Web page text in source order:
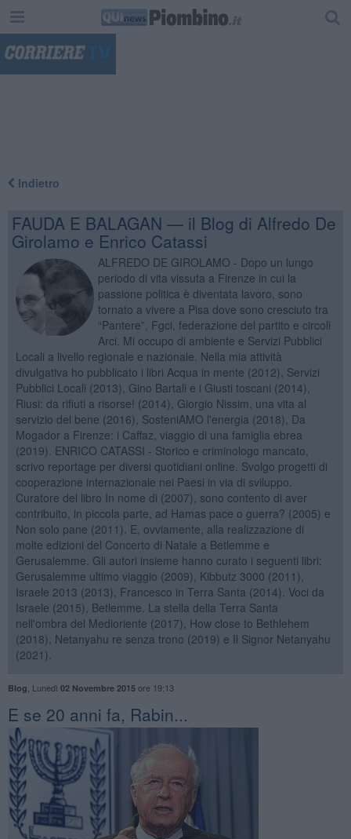
Indietro
FAUDA E BALAGAN — il Blog di Alfredo De
Girolamo e Enrico Catassi
ALFREDO DE GIROLAMO - Dopo un lungo
periodo di vita vissuta a Firenze in cui la
passione politica è diventata lavoro, sono
tornato a vivere a Pisa dove sono cresciuto tra
“Pantere”, Fgci, federazione del partito e circoli
Arci. Mi occupo di ambiente e Servizi Pubblici
Locali a livello regionale e nazionale. Nella mia attività
divulgativa ho pubblicato i libri Acqua in mente (2012), Servizi
Pubblici Locali (2013), Gino Bartali e i Giusti toscani (2014),
Riusi: da rifiuti a risorse! (2014), Giorgio Nissim, una vita al
servizio del bene (2016), SosteniAMO l'energia (2018), Da
Mogador a Firenze: i Caffaz, viaggio di una famiglia ebrea
(2019). ENRICO CATASSI - Storico e criminologo mancato,
scrivo reportage per diversi quotidiani online. Svolgo progetti di
cooperazione internazionale nei Paesi in via di sviluppo.
Curatore del libro In nome di (2007), sono contento di aver
contribuito, in piccola parte, ad Hamas pace o guerra? (2005) e
Non solo pane (2011). E, ovviamente, alla realizzazione di
molte edizioni del Concerto di Natale a Betlemme e
Gerusalemme. Gli autori insieme hanno curato i seguenti libri:
Gerusalemme ultimo viaggio (2009), Kibbutz 3000 (2011),
Israele 2013 (2013), Francesco in Terra Santa (2014). Voci da
Israele (2015), Betlemme. La stella della Terra Santa
nell'ombra del Medioriente (2017), How close to Bethlehem
(2018), Netanyahu re senza trono (2019) e Il Signor Netanyahu
(2021).
Blog Lunedì 02 Novembre 2015ore 19:13
E se 20 anni fa, Rabin...